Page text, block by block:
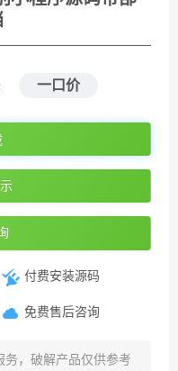
一口价
付费安装源码
免费售后咨询
务，破解产品仅供参考